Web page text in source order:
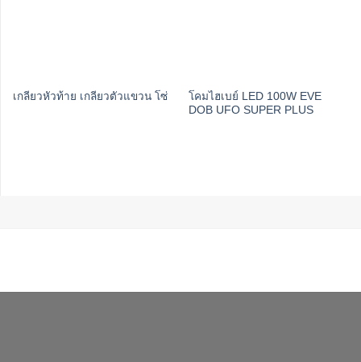
เกลียวหัวท้าย เกลียวตัวแขวน โซ่
โคมไฮเบย์ LED 100W EVE
DOB UFO SUPER PLUS